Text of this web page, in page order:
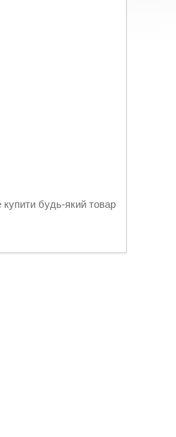
купити будь-який товар